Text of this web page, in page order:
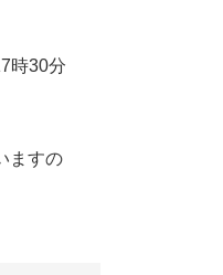
時30分
ますの